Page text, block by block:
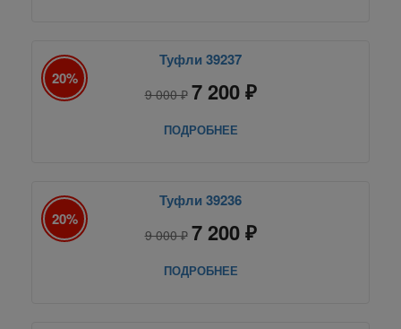
20%
Туфли 39237
9 000 ₽ 7 200 ₽
ПОДРОБНЕЕ
20%
Туфли 39236
9 000 ₽ 7 200 ₽
ПОДРОБНЕЕ